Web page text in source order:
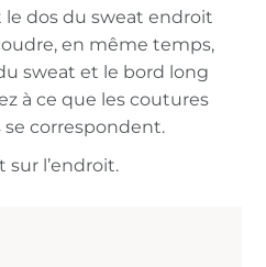
le dos du sweat endroit
en même temps,
sweat et le bord long
à ce que les coutures
correspondent.
sur l’endroit.